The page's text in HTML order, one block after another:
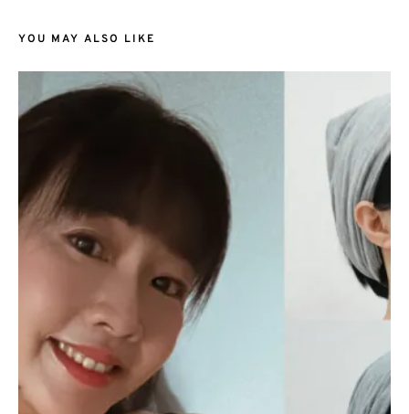
YOU MAY ALSO LIKE